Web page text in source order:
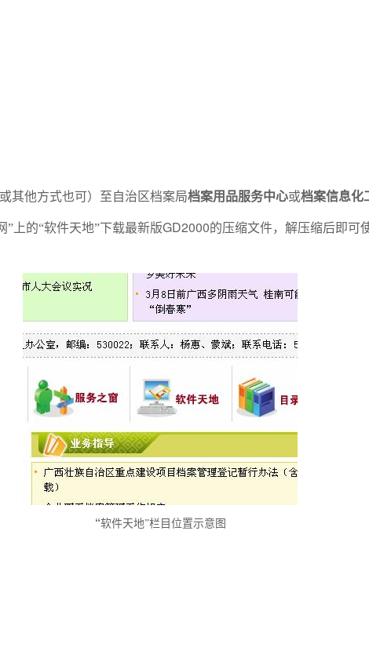
其他方式也可）至自治区档案局档案用品服务中心或档案信息化
”上的“软件天地”下载最新版GD2000的压缩文件，解压缩后即可
“软件天地”栏目位置示意图